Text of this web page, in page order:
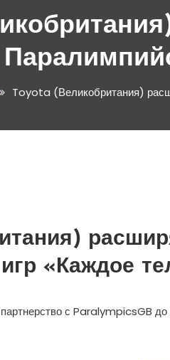
Toyota (Великобритания)
«Каждое
с ParalympicsGB